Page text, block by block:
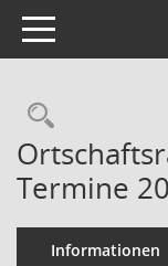
Toggle navigation
Termine
Informationen